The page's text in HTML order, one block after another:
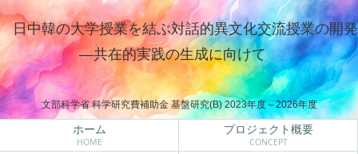
日中韓の大学授業を結ぶ対話的異文化交流授業の開発
―共在的実践の生成に向けて
文部科学省 科学研究費補助金 基盤研究(B) 2023年度～2026年度
ホーム
HOME
プロジェクト概要
CONCEPT